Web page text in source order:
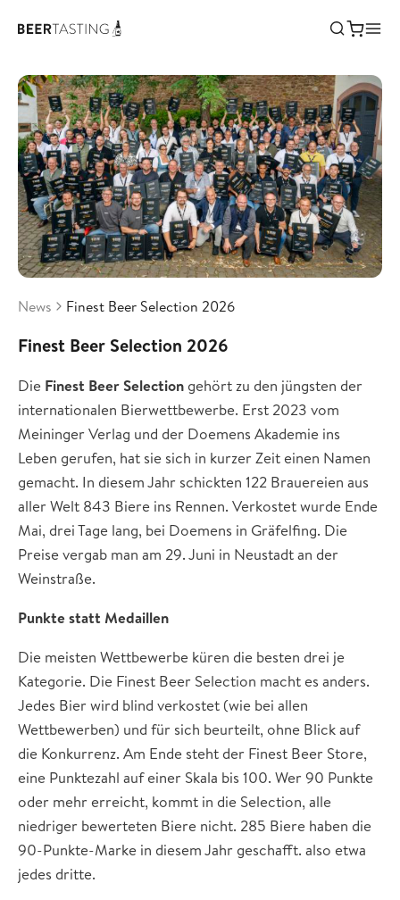
News Finest Beer Selection 2026
Finest Beer Selection 2026
Die Finest Beer Selection gehört zu den jüngsten der
internationalen Bierwettbewerbe. Erst 2023 vom
Meininger Verlag und der Doemens Akademie ins
Leben gerufen, hat sie sich in kurzer Zeit einen Namen
gemacht. In diesem Jahr schickten 122 Brauereien aus
aller Welt 843 Biere ins Rennen. Verkostet wurde Ende
Mai, drei Tage lang, bei Doemens in Gräfelfing. Die
Preise vergab man am 29. Juni in Neustadt an der
Weinstraße.
Punkte statt Medaillen
Die meisten Wettbewerbe küren die besten drei je
Kategorie. Die Finest Beer Selection macht es anders.
Jedes Bier wird blind verkostet (wie bei allen
Wettbewerben) und für sich beurteilt, ohne Blick auf
die Konkurrenz. Am Ende steht der Finest Beer Store,
eine Punktezahl auf einer Skala bis 100. Wer 90 Punkte
oder mehr erreicht, kommt in die Selection, alle
niedriger bewerteten Biere nicht. 285 Biere haben die
90-Punkte-Marke in diesem Jahr geschafft. also etwa
jedes dritte.